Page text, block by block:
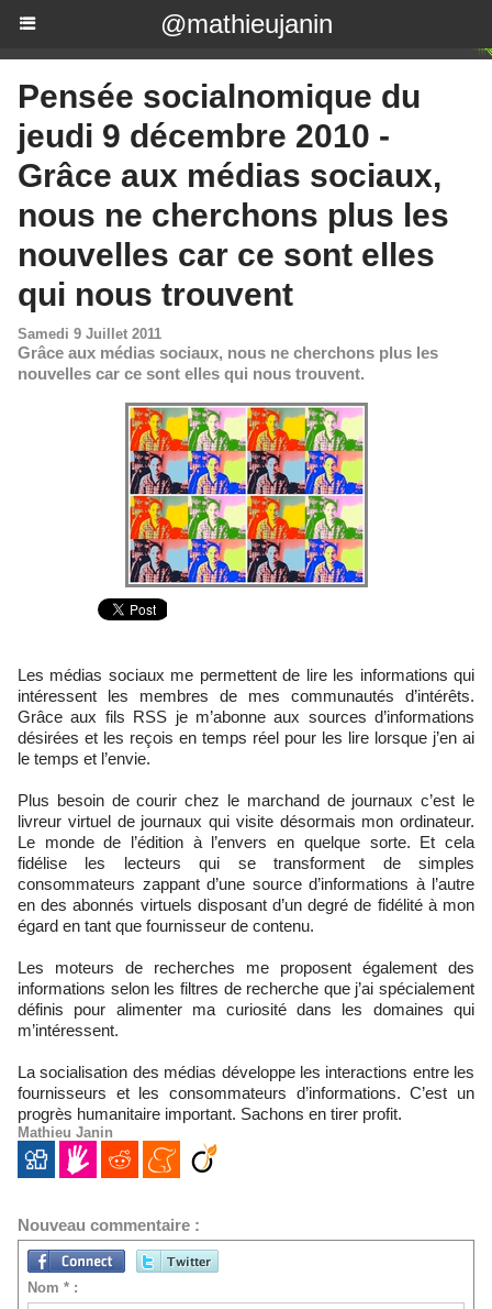
@mathieujanin
Pensée socialnomique du
jeudi 9 décembre 2010 -
Grâce aux médias sociaux,
nous ne cherchons plus les
nouvelles car ce sont elles
qui nous trouvent
Samedi 9 Juillet 2011
Grâce aux médias sociaux, nous ne cherchons plus les
nouvelles car ce sont elles qui nous trouvent.
Les médias sociaux me permettent de lire les informations qui
intéressent les membres de mes communautés d’intérêts.
Grâce aux fils RSS je m’abonne aux sources d’informations
désirées et les reçois en temps réel pour les lire lorsque j’en ai
le temps et l’envie.
Plus besoin de courir chez le marchand de journaux c’est le
livreur virtuel de journaux qui visite désormais mon ordinateur.
Le monde de l’édition à l’envers en quelque sorte. Et cela
fidélise les lecteurs qui se transforment de simples
consommateurs zappant d’une source d’informations à l’autre
en des abonnés virtuels disposant d’un degré de fidélité à mon
égard en tant que fournisseur de contenu.
Les moteurs de recherches me proposent également des
informations selon les filtres de recherche que j’ai spécialement
définis pour alimenter ma curiosité dans les domaines qui
m’intéressent.
La socialisation des médias développe les interactions entre les
fournisseurs et les consommateurs d’informations. C’est un
progrès humanitaire important. Sachons en tirer profit.
Mathieu Janin
Nouveau commentaire :
Nom * :